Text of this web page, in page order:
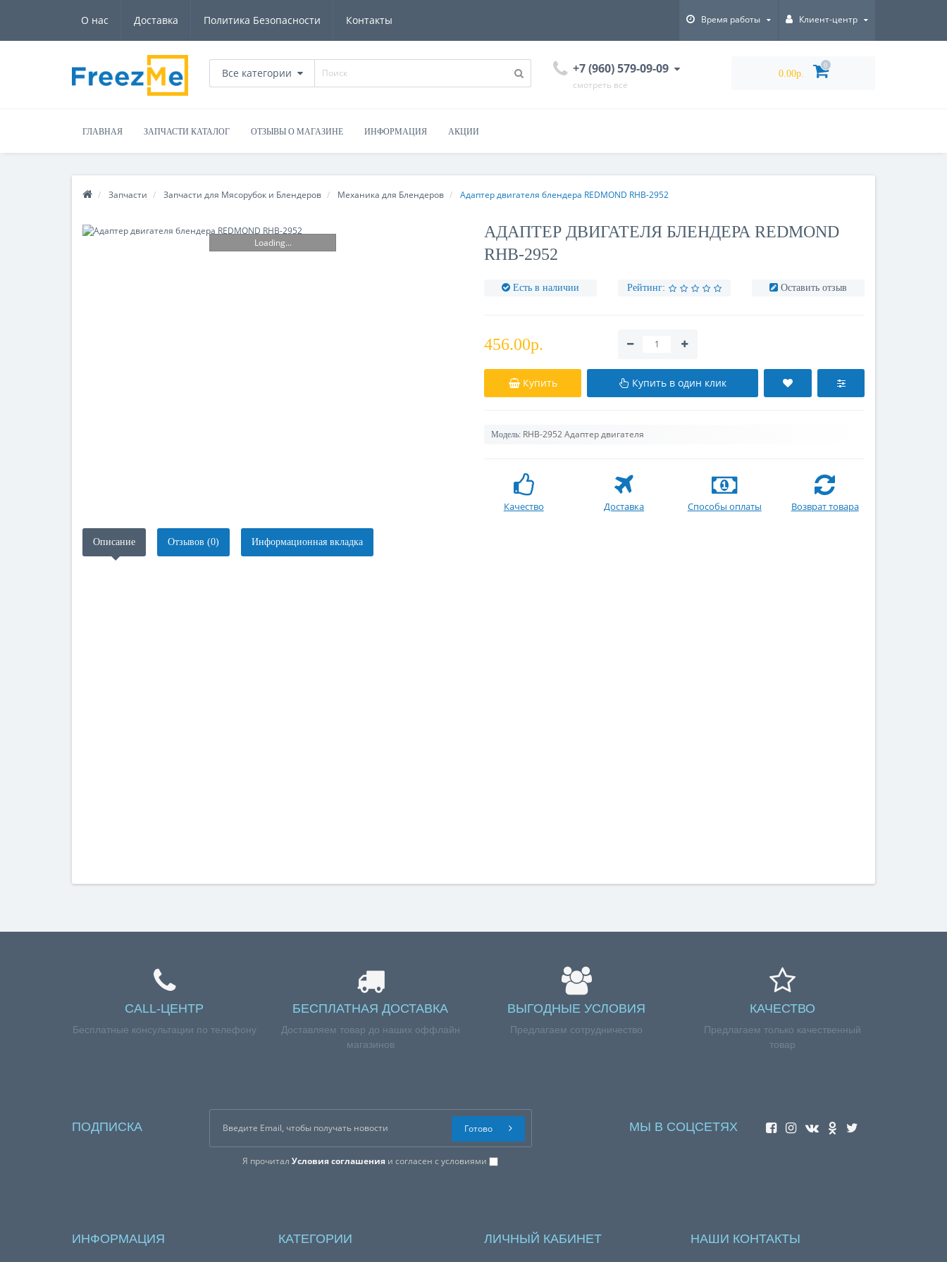
О нас Доставка Политика Безопасности Контакты Время работы Клиент-центр
Все категории +7 (960) 579-09-09
смотреть все
0.00р.
0
ГЛАВНАЯ ЗАПЧАСТИ КАТАЛОГ ОТЗЫВЫ О МАГАЗИНЕ ИНФОРМАЦИЯ АКЦИИ
Запчасти Запчасти для Мясорубок и Блендеров Механика для Блендеров Адаптер двигателя блендера REDMOND RHB-2952
Loading...
АДАПТЕР ДВИГАТЕЛЯ БЛЕНДЕРА REDMOND
RHB-2952
Есть в наличии Рейтинг: Оставить отзыв
456.00р.
Купить Купить в один клик
Модель: RHB-2952 Адаптер двигателя
Качество Доставка Способы оплаты Возврат товара
Описание Отзывов (0) Информационная вкладка
CALL-ЦЕНТР
Бесплатные консультации по телефону
БЕСПЛАТНАЯ ДОСТАВКА
Доставляем товар до наших оффлайн
магазинов
ВЫГОДНЫЕ УСЛОВИЯ
Предлагаем сотрудничество
КАЧЕСТВО
Предлагаем только качественный
товар
ПОДПИСКА
Я прочиталУсловия соглашения и согласен с условиями
Готово МЫ В СОЦСЕТЯХ
ИНФОРМАЦИЯ КАТЕГОРИИ ЛИЧНЫЙ КАБИНЕТ НАШИ КОНТАКТЫ